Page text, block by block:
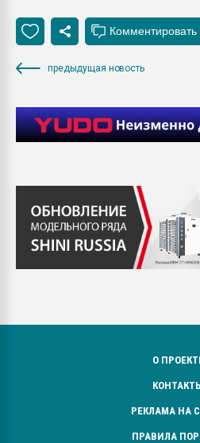
предыдущая новость
О
РЕКЛАМА НА
ПРАВИЛА